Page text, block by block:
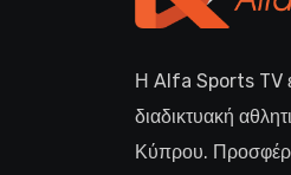
Η Alfa Sports TV
διαδικτυακή
Κύπρου.